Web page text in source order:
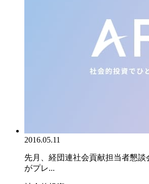
2016.05.11
先月、経団連社会貢献担当者懇
がプレ...